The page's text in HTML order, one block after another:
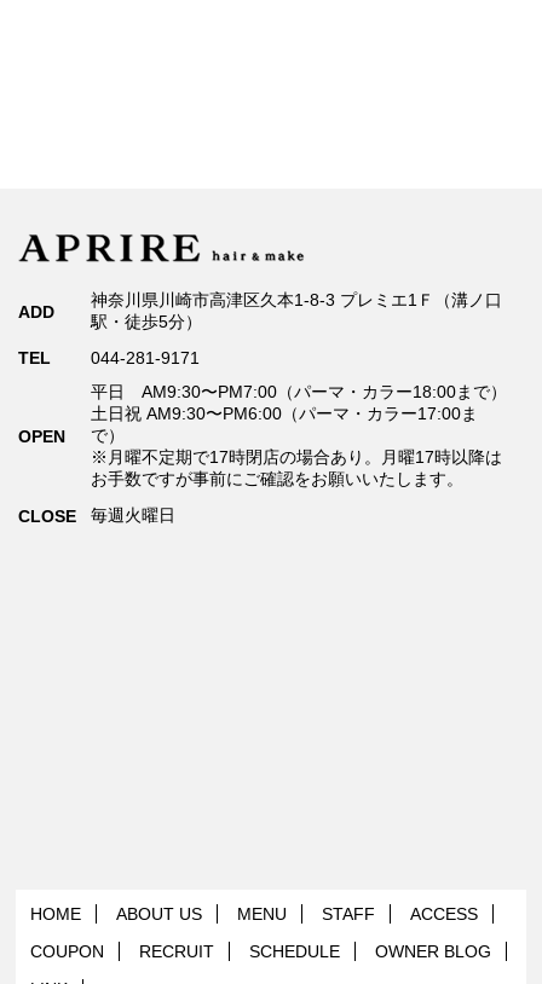
ADD
神奈川県川崎市高津区久本1-8-3 プレミエ1Ｆ（溝ノ口
駅・徒歩5分）
TEL
044-281-9171
OPEN
平日 AM9:30〜PM7:00（パーマ・カラー18:00まで）
土日祝 AM9:30〜PM6:00（パーマ・カラー17:00ま
で）
※月曜不定期で17時閉店の場合あり。月曜17時以降は
お手数ですが事前にご確認をお願いいたします。
CLOSE
毎週火曜日
HOME ABOUT US MENU STAFF
ACCESS
COUPON
RECRUIT SCHEDULE
OWNER BLOG